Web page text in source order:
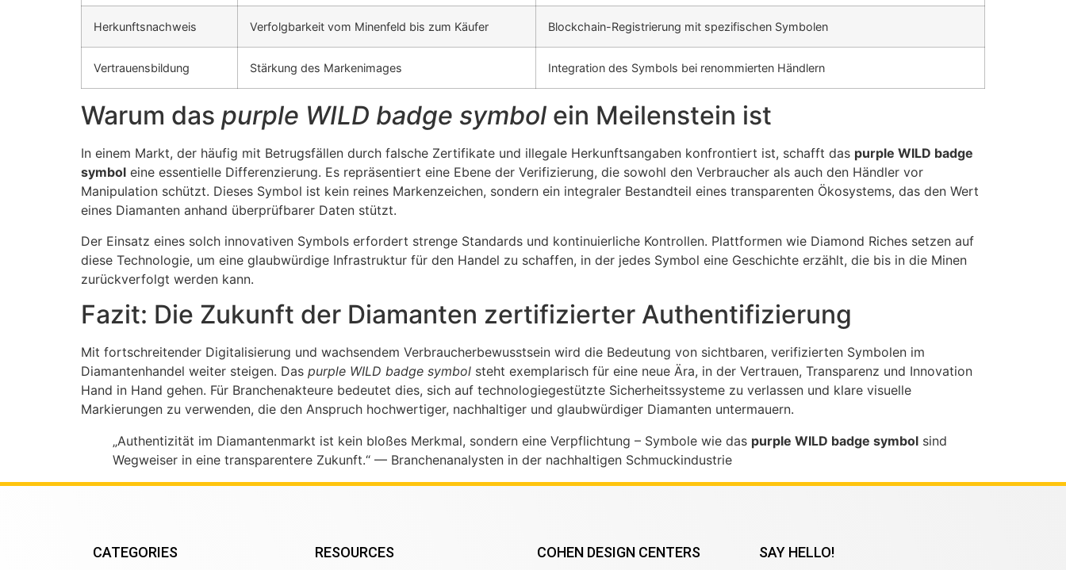
Herkunftsnachweis Verfolgbarkeit vom Minenfeld bis zum Käufer Blockchain-Registrierung mit spezifischen Symbolen
Vertrauensbildung Stärkung des Markenimages Integration des Symbols bei renommierten Händlern
Warum das purple WILD badge symbol ein Meilenstein ist
In einem Markt, der häufig mit Betrugsfällen durch falsche Zertifikate und illegale Herkunftsangaben konfrontiert ist, schafft das purple WILD badge
symbol eine essentielle Differenzierung. Es repräsentiert eine Ebene der Verifizierung, die sowohl den Verbraucher als auch den Händler vor
Manipulation schützt. Dieses Symbol ist kein reines Markenzeichen, sondern ein integraler Bestandteil eines transparenten Ökosystems, das den Wert
eines Diamanten anhand überprüfbarer Daten stützt.
Der Einsatz eines solch innovativen Symbols erfordert strenge Standards und kontinuierliche Kontrollen. Plattformen wie Diamond Riches setzen auf
diese Technologie, um eine glaubwürdige Infrastruktur für den Handel zu schaffen, in der jedes Symbol eine Geschichte erzählt, die bis in die Minen
zurückverfolgt werden kann.
Fazit: Die Zukunft der Diamanten zertifizierter Authentifizierung
Mit fortschreitender Digitalisierung und wachsendem Verbraucherbewusstsein wird die Bedeutung von sichtbaren, verifizierten Symbolen im
Diamantenhandel weiter steigen. Das purple WILD badge symbol steht exemplarisch für eine neue Ära, in der Vertrauen, Transparenz und Innovation
Hand in Hand gehen. Für Branchenakteure bedeutet dies, sich auf technologiegestützte Sicherheitssysteme zu verlassen und klare visuelle
Markierungen zu verwenden, die den Anspruch hochwertiger, nachhaltiger und glaubwürdiger Diamanten untermauern.
„Authentizität im Diamantenmarkt ist kein bloßes Merkmal, sondern eine Verpflichtung – Symbole wie das purple WILD badge symbol sind
Wegweiser in eine transparentere Zukunft.“ — Branchenanalysten in der nachhaltigen Schmuckindustrie
CATEGORIES RESOURCES COHEN DESIGN CENTERS SAY HELLO!